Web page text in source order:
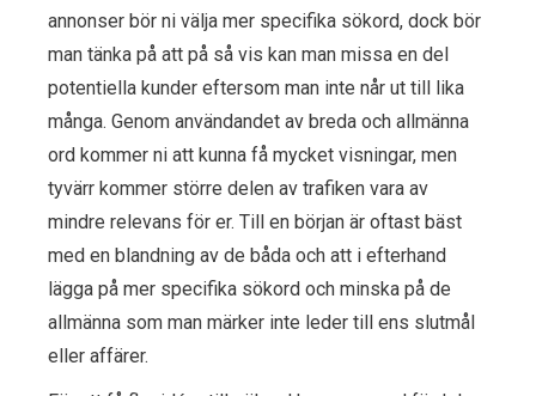
annonser bör ni välja mer specifika sökord, dock bör
man tänka på att på så vis kan man missa en del
potentiella kunder eftersom man inte når ut till lika
många. Genom användandet av breda och allmänna
ord kommer ni att kunna få mycket visningar, men
tyvärr kommer större delen av trafiken vara av
mindre relevans för er. Till en början är oftast bäst
med en blandning av de båda och att i efterhand
lägga på mer specifika sökord och minska på de
allmänna som man märker inte leder till ens slutmål
eller affärer.